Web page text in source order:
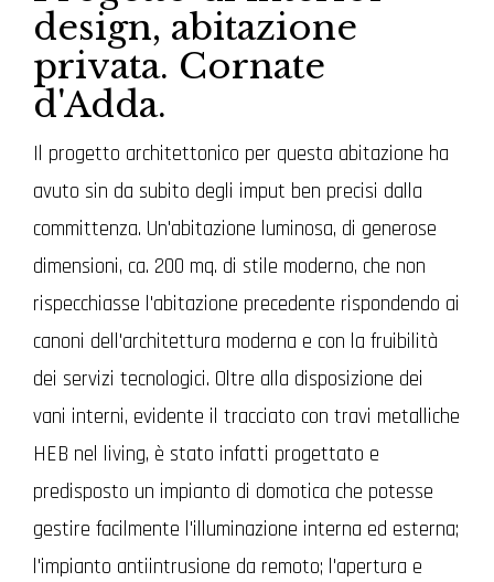
design, abitazione
privata. Cornate
d'Adda.
Il progetto architettonico per questa abitazione ha
avuto sin da subito degli imput ben precisi dalla
committenza. Un'abitazione luminosa, di generose
dimensioni, ca. 200 mq. di stile moderno, che non
rispecchiasse l'abitazione precedente rispondendo ai
canoni dell'architettura moderna e con la fruibilità
dei servizi tecnologici. Oltre alla disposizione dei
vani interni, evidente il tracciato con travi metalliche
HEB nel living, è stato infatti progettato e
predisposto un impianto di domotica che potesse
gestire facilmente l'illuminazione interna ed esterna;
l'impianto antiintrusione da remoto; l'apertura e